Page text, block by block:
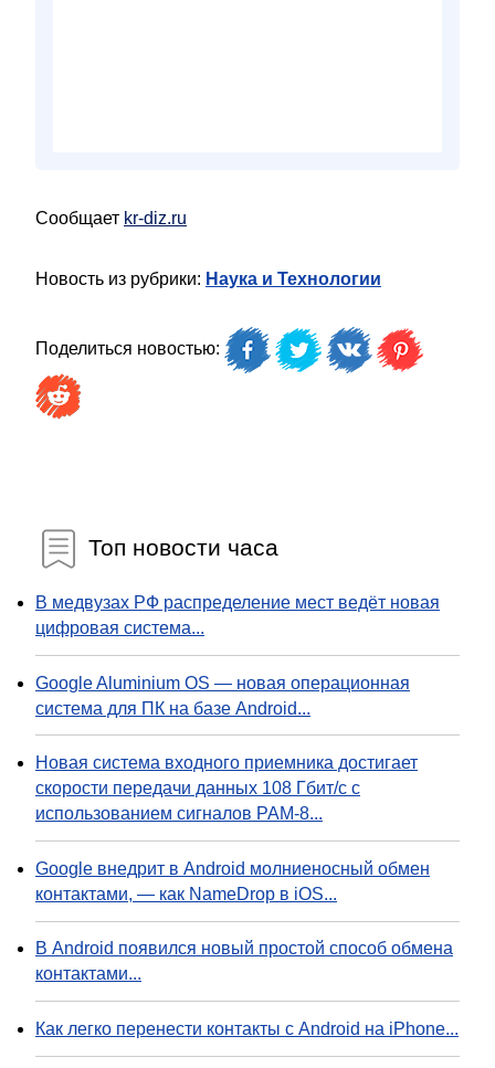
Сообщает kr-diz.ru
Новость из рубрики: Наука и Технологии
Поделиться новостью:
Топ новости часа
В медвузах РФ распределение мест ведёт новая
цифровая система...
Google Aluminium OS — новая операционная
система для ПК на базе Android...
Новая система входного приемника достигает
скорости передачи данных 108 Гбит/с с
использованием сигналов PAM-8...
Google внедрит в Android молниеносный обмен
контактами, — как NameDrop в iOS...
В Android появился новый простой способ обмена
контактами...
Как легко перенести контакты с Android на iPhone...